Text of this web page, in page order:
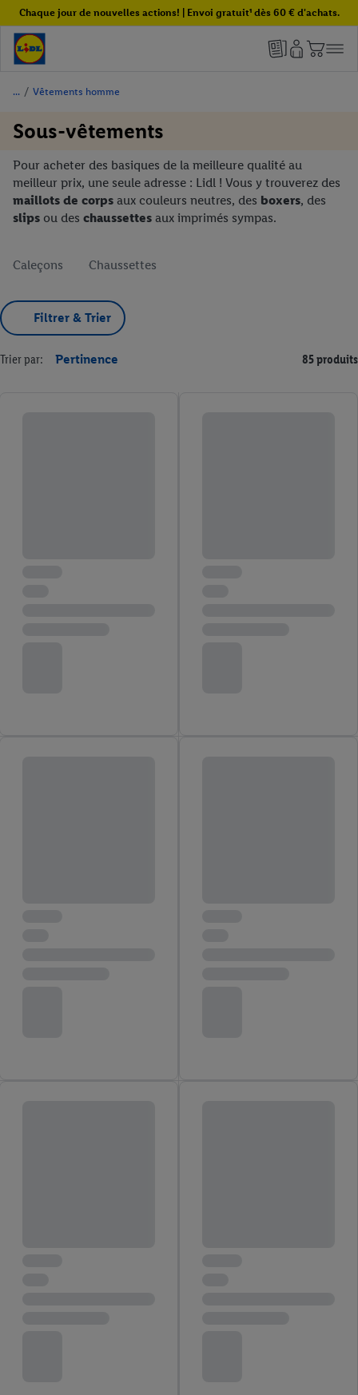
Chaque jour de nouvelles actions! | Envoi gratuit¹ dès 60 € d'achats.
/ Vêtements homme
Sous-vêtements
Pour acheter des basiques de la meilleure qualité au
meilleur prix, une seule adresse : Lidl ! Vous y trouverez des
maillots de corps aux couleurs neutres, des boxers, des
slips ou des chaussettes aux imprimés sympas.
Caleçons Chaussettes
Filtrer & Trier
Trier par: Pertinence 85 produits